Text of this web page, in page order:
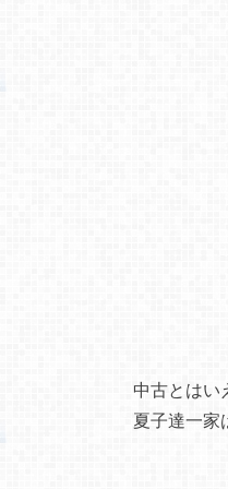
中古とはい
夏子達一家